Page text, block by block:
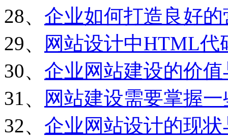
28、 企业如何打造良好
29、
网站设计中HTML代
30、 企业网站建设的价
31、
网站建设需要掌握
32、 企业网站设计的现